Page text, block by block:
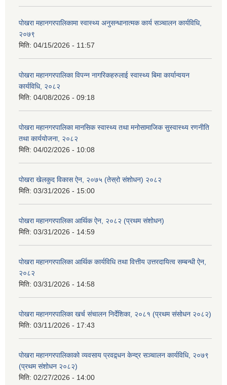
पोखरा महानगरपालिकामा स्वास्थ्य अनुसन्धानात्मक कार्य सञ्चालन कार्यविधि,
२०७९
मिति: 04/15/2026 - 11:57
पोखरा महानगरपालिका विपन्न नागरिकहरुलाई स्वास्थ्य बिमा कार्यान्वयन
कार्यविधि, २०८२
मिति: 04/08/2026 - 09:18
पोखरा महानगरपालिका मानसिक स्वास्थ्य तथा मनोसामाजिक सुस्वास्थ्य रणनीति
तथा कार्ययोजना, २०८२
मिति: 04/02/2026 - 10:08
पोखरा खेलकुद विकास ऐन, २०७५ (तेस्रो संशोधन) २०८२
मिति: 03/31/2026 - 15:00
पोखरा महानगरपालिका आर्थिक ऐन, २०८२ (प्रथम संशोधन)
मिति: 03/31/2026 - 14:59
पोखरा महानगरपालिका आर्थिक कार्यविधि तथा वित्तीय उत्तरदायित्व सम्बन्धी ऐन,
२०८२
मिति: 03/31/2026 - 14:58
पोखरा महानगरपालिका खर्च संचालन निर्देशिका, २०८१ (प्रथम संसोधन २०८२)
मिति: 03/11/2026 - 17:43
पोखरा महानगरपालिकाको व्यवसाय प्रवद्र्धन केन्द्र सञ्चालन कार्यविधि, २०७९
(प्रथम संशोधन २०८२)
मिति: 02/27/2026 - 14:00